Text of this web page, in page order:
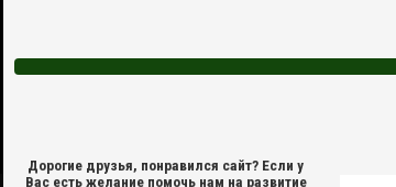
Дорогие друзья, понравился сайт? Если у
Вас есть желание помочь нам на развитие